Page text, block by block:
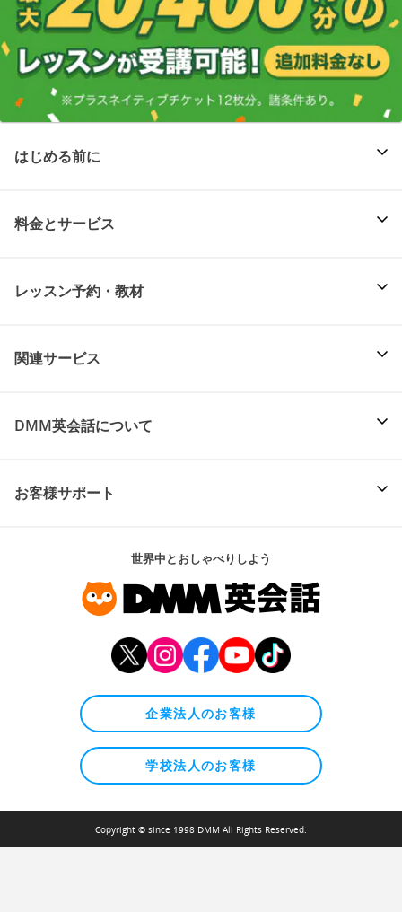
はじめる前に
料金とサービス
レッスン予約・教材
関連サービス
DMM英会話について
お客様サポート
世界中とおしゃべりしよう
企業法人のお客様
学校法人のお客様
Copyright © since 1998 DMM All Rights Reserved.